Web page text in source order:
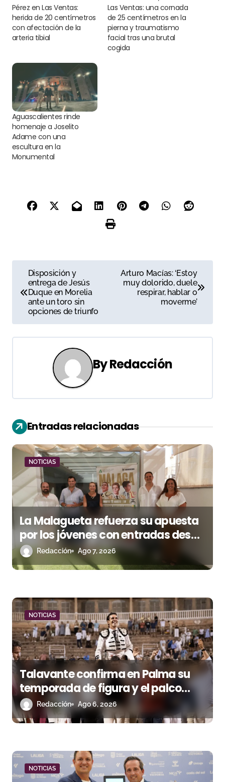
Pérez en Las Ventas:
herida de 20 centímetros
con afectación de la
arteria tibial
Las Ventas: una cornada
de 25 centímetros en la
pierna y traumatismo
facial tras una brutal
cogida
Aguascalientes rinde
homenaje a Joselito
Adame con una
escultura en la
Monumental
a
e
c
i
ó
n
d
e
e
n
t
a
d
a
s
Disposición y
entrega de Jesús
Duque en Morelia
ante un toro sin
opciones de triunfo
Arturo Macías: ‘Estoy
muy dolorido, duele
respirar, hablar o
moverme’
ByRedacción
Entradas relacionadas
NOTICIAS
La Malagueta refuerza su apuesta
por los jóvenes con entradas desde
un euro
Redacción Ago 7, 2026
NOTICIAS
Talavante confirma en Palma su
temporada de figura y el palco
niega el premio a Roca Rey
Redacción Ago 6, 2026
NOTICIAS